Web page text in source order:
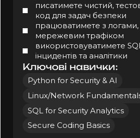
писатимете чистий,
код для задач безпеки
працюватимете з
мережевим трафіком
використовуватимете
інцидентів та аналітики
Ключові навички:
Python for Security & AI
Linux/Network
SQL for Security Analytics
Secure Coding Basics